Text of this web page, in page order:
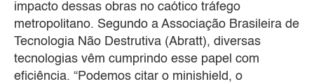
impacto dessas obras no caótico tráfego
metropolitano. Segundo a Associação Brasileira de
Tecnologia Não Destrutiva (Abratt), diversas
tecnologias vêm cumprindo esse papel com
eficiência. “Podemos citar o minishield, o